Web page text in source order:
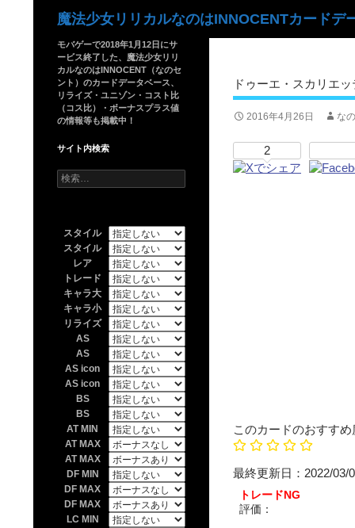
魔法少女リリカルなのはINNOCENTカードデ
ドゥーエ・スカリエ
2016年4月26日 な
2
このカードのおすすめ
最終更新日
トレードNG
評価：
モバゲーで2018年1月12日にサ
ービス終了した、魔法少女リリ
カルなのはINNOCENT（なのセ
ント）のカードデータベース、
リライズ・ユニゾン・コスト比
（コス比）・ボーナスプラス値
の情報等も掲載中！
サイト内検索
検
索:
スタイル
スタイル
レア
トレード
キャラ大
キャラ小
リライズ
AS
AS
AS icon
AS icon
BS
BS
AT MIN
AT MAX
AT MAX
DF MIN
DF MAX
DF MAX
LC MIN